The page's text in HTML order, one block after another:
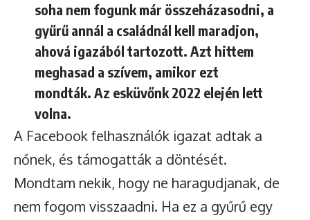
soha nem fogunk már összeházasodni, a
gyűrű annál a családnál kell maradjon,
ahová igazából tartozott. Azt hittem
meghasad a szívem, amikor ezt
mondták. Az esküvőnk 2022 elején lett
volna.
A Facebook felhasználók igazat adtak a
nőnek, és támogatták a döntését.
Mondtam nekik, hogy ne haragudjanak, de
nem fogom visszaadni. Ha ez a gyűrű egy